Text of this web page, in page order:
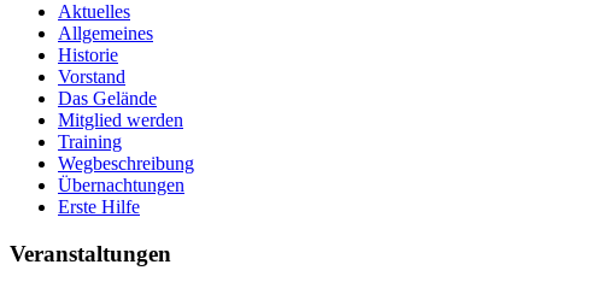
Aktuelles
Allgemeines
Historie
Vorstand
Das Gelände
Mitglied werden
Training
Wegbeschreibung
Übernachtungen
Erste Hilfe
Veranstaltungen